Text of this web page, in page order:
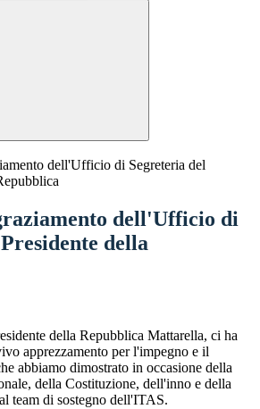
dell'Ufficio di Segreteria del
dell'Ufficio di
della
della Repubblica Mattarella, ci ha
apprezzamento per l'impegno e il
abbiamo dimostrato in occasione della
della Costituzione, dell'inno e della
team di sostegno dell'ITAS.